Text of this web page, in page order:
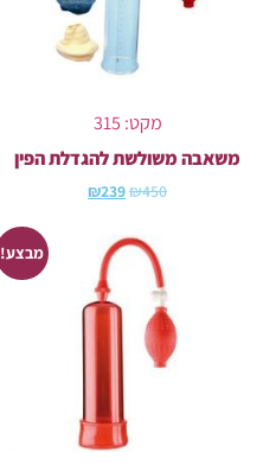
מקט: 315
משאבה משולשת להגדלת הפין
₪450
₪239
מבצע!